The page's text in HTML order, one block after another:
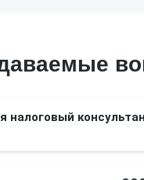
налоговый